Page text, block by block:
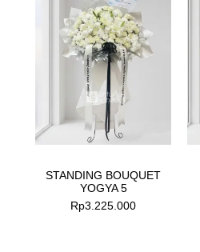
STANDING BOUQUET
YOGYA 5
Rp3.225.000